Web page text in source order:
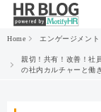
Home エンゲージメント
親切！共有！改善！社
の社内カルチャーと働